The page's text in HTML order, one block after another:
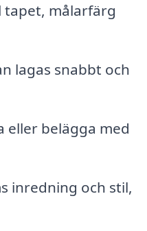
tapet, målarfärg
lagas snabbt och
eller belägga med
inredning och stil,